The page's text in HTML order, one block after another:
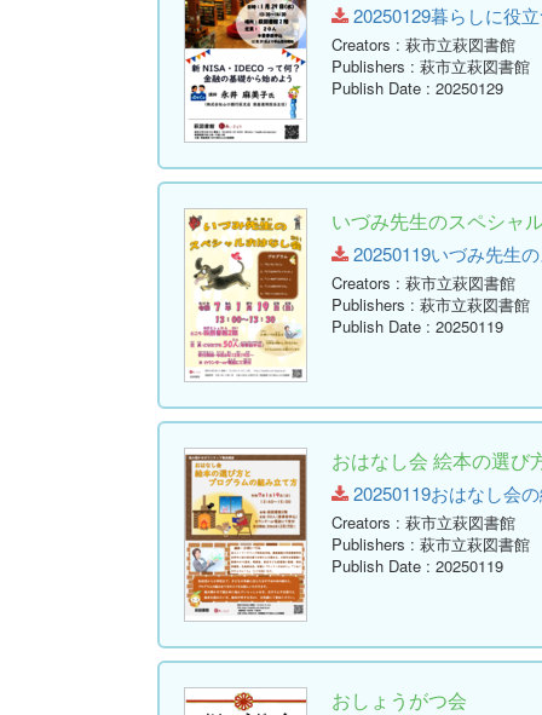
20250129暮らしに役
Creators : 萩市立萩図書館
Publishers : 萩市立萩図書館
Publish Date : 20250129
いづみ先生のスペシャ
20250119いづみ先生
Creators : 萩市立萩図書館
Publishers : 萩市立萩図書館
Publish Date : 20250119
おはなし会 絵本の選び
20250119おはなし会
Creators : 萩市立萩図書館
Publishers : 萩市立萩図書館
Publish Date : 20250119
おしょうがつ会